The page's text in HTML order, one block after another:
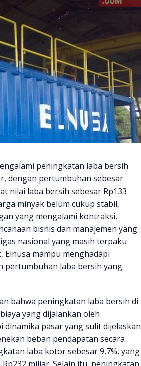
peningkatan laba bersih
dengan pertumbuhan sebesar
nilai laba bersih sebesar Rp133
minyak belum cukup stabil,
yang mengalami kontraksi,
bisnis dan manajemen yang
nasional yang masih terpaku
mampu menghadapi
pertumbuhan laba bersih yang
bahwa peningkatan laba bersih di
yang dijalankan oleh
dinamika pasar yang sulit dijelaskan
beban pendapatan secara
laba kotor sebesar 9,7%, yang